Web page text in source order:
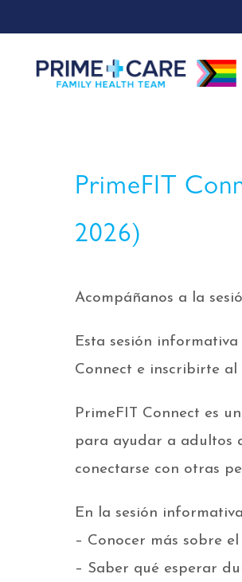
PrimeFIT
2026)
Acompáñanos a la
Esta sesión
Connect e inscribirte
PrimeFIT Connect es
para ayudar a adultos
conectarse con otras
En la sesión
– Conocer más sobre
– Saber qué esperar